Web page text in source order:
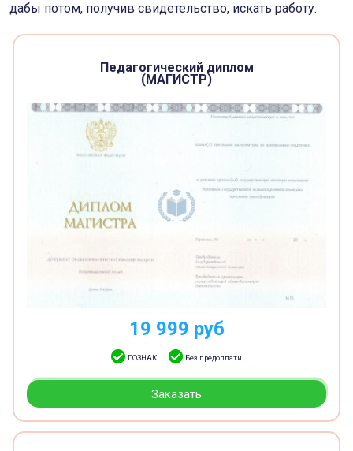
дабы потом, получив свидетельство, искать работу.
Педагогический диплом
(МАГИСТР)
19 999 руб
ГОЗНАК Без предоплати
Заказать